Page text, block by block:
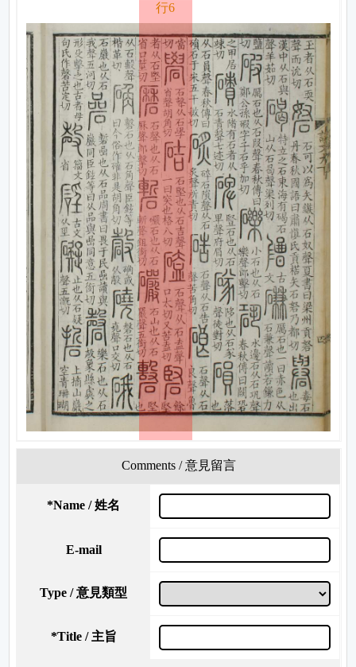
行6
Comments / 意見留言
*Name / 姓名
E-mail
Type / 意見類型
*Title / 主旨